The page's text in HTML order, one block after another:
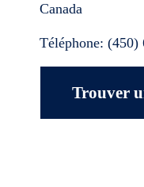
Canada
Téléphone: (450)
Trouver